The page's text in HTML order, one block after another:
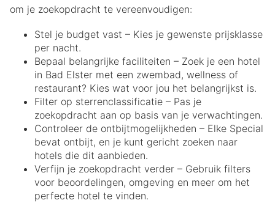
om je zoekopdracht te vereenvoudigen:
Stel je budget vast – Kies je gewenste prijsklasse
per nacht.
Bepaal belangrijke faciliteiten – Zoek je een hotel
in Bad Elster met een zwembad, wellness of
restaurant? Kies wat voor jou het belangrijkst is.
Filter op sterrenclassificatie – Pas je
zoekopdracht aan op basis van je verwachtingen.
Controleer de ontbijtmogelijkheden – Elke Special
bevat ontbijt, en je kunt gericht zoeken naar
hotels die dit aanbieden.
Verfijn je zoekopdracht verder – Gebruik filters
voor beoordelingen, omgeving en meer om het
perfecte hotel te vinden.